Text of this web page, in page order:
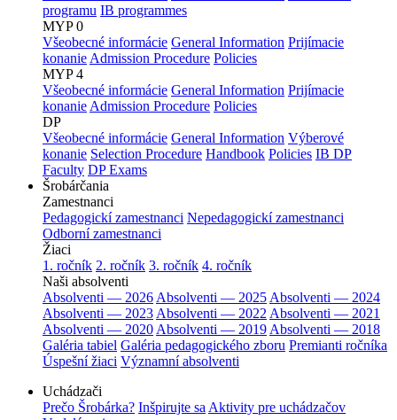
programu IB programmes
MYP 0
Všeobecné informácie General Information Prijímacie
konanie Admission Procedure Policies
MYP 4
Všeobecné informácie General Information Prijímacie
konanie Admission Procedure Policies
DP
Všeobecné informácie General Information Výberové
konanie Selection Procedure Handbook Policies IB DP
Faculty DP Exams
Šrobárčania
Zamestnanci
Pedagogickí zamestnanci Nepedagogickí zamestnanci
Odborní zamestnanci
Žiaci
1. ročník 2. ročník 3. ročník 4. ročník
Naši absolventi
Absolventi — 2026 Absolventi — 2025 Absolventi — 2024
Absolventi — 2023 Absolventi — 2022 Absolventi — 2021
Absolventi — 2020 Absolventi — 2019 Absolventi — 2018
Galéria tabiel Galéria pedagogického zboru Premianti ročníka
Úspešní žiaci Významní absolventi
Uchádzači
Prečo Šrobárka? Inšpirujte sa Aktivity pre uchádzačov